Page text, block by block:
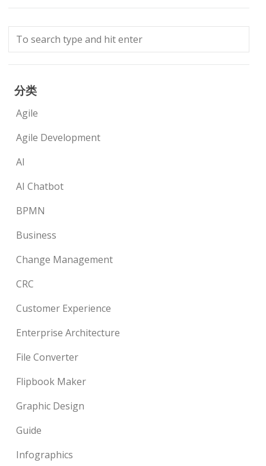
分类
Agile
Agile Development
AI
AI Chatbot
BPMN
Business
Change Management
CRC
Customer Experience
Enterprise Architecture
File Converter
Flipbook Maker
Graphic Design
Guide
Infographics